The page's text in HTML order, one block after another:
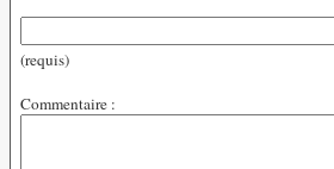
(requis)
Commentaire :